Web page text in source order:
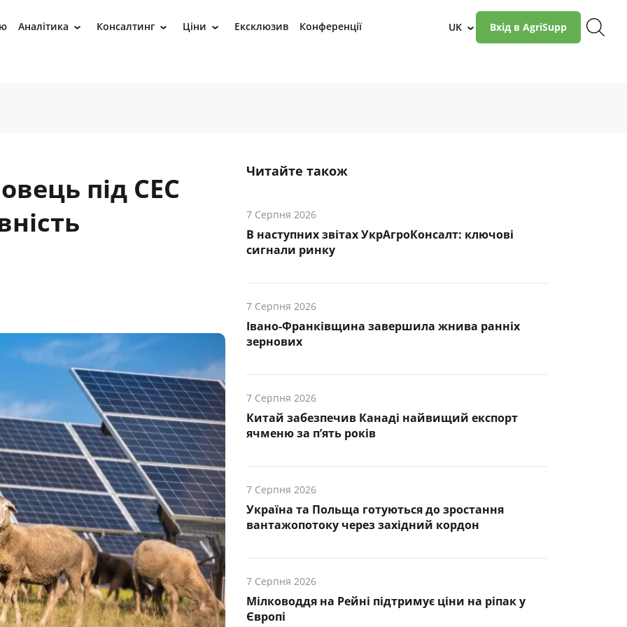
Аналітика › Консалтинг › Ціни › Ексклюзив Конференції UK › Вхід в AgriSupp
під СЕС
Читайте також
7 Серпня 2026
В наступних звітах УкрАгроКонсалт: ключові
cигнали ринку
7 Серпня 2026
Івано-Франківщина завершила жнива ранніх
зернових
7 Серпня 2026
Китай забезпечив Канаді найвищий експорт
ячменю за п’ять років
7 Серпня 2026
Україна та Польща готуються до зростання
вантажопотоку через західний кордон
7 Серпня 2026
Мілководдя на Рейні підтримує ціни на ріпак у
Європі